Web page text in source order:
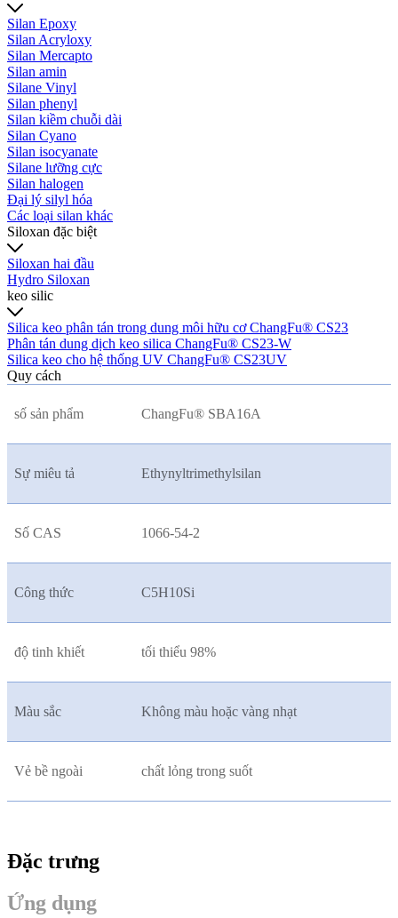
Silan Epoxy
Silan Acryloxy
Silan Mercapto
Silan amin
Silane Vinyl
Silan phenyl
Silan kiềm chuỗi dài
Silan Cyano
Silan isocyanate
Silane lưỡng cực
Silan halogen
Đại lý silyl hóa
Các loại silan khác
Siloxan đặc biệt
Siloxan hai đầu
Hydro Siloxan
keo silic
Silica keo phân tán trong dung môi hữu cơ ChangFu® CS23
Phân tán dung dịch keo silica ChangFu® CS23-W
Silica keo cho hệ thống UV ChangFu® CS23UV
Quy cách
số sản phẩm ChangFu® SBA16A
Sự miêu tả Ethynyltrimethylsilan
Số CAS 1066-54-2
Công thức C5H10Si
độ tinh khiết tối thiểu 98%
Màu sắc Không màu hoặc vàng nhạt
Vẻ bề ngoài chất lỏng trong suốt
Đặc trưng
Ứng dụng